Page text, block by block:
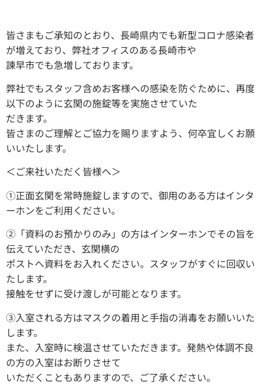
皆さまもご承知のとおり、長崎県内でも新型コロナ感染者
が増えており、弊社オフィスのある長崎市や
諫早市でも急増しております。
弊社でもスタッフ含めお客様への感染を防ぐために、再度
以下のように玄関の施錠等を実施させていた
だきます。
皆さまのご理解とご協力を賜りますよう、何卒宜しくお願
いいたします。
＜ご来社いただく皆様へ＞
①正面玄関を常時施錠しますので、御用のある方はインタ
ーホンをご利用ください。
②「資料のお預かりのみ」の方はインターホンでその旨を
伝えていただき、玄関横の
ポストへ資料をお入れください。スタッフがすぐに回収い
たします。
接触をせずに受け渡しが可能となります。
③入室される方はマスクの着用と手指の消毒をお願いいた
します。
また、入室時に検温させていただきます。発熱や体調不良
の方の入室はお断りさせて
いただくこともありますので、ご了承ください。